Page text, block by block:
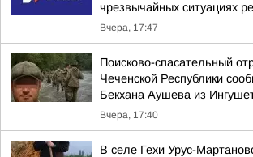
чрезвычайных ситуациях
Вчера, 17:47
Поисково-спасательный
Чеченской Республики
Бекхана Аушева из
Вчера, 17:40
В селе Гехи Урус-